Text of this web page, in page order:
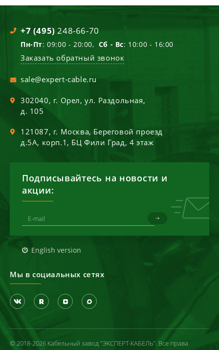
+7 (495) 248-66-70
Пн-Пт: 09:00 - 20:00, Сб - Вс: 10:00 - 16:00
Заказать обратный звонок
sale@expert-cable.ru
302040, г. Орел,ул. Раздольная,
д. 105
121087, г. Москва, Береговой проезд
д.5А, корп.1, БЦ Фили Град, 4 этаж
Подписывайтесь на новости и
акции:
English version
Мы в социальных сетях
© 2018-2026 Кабельный завод "ЭКСПЕРТ-КАБЕЛЬ". Все права